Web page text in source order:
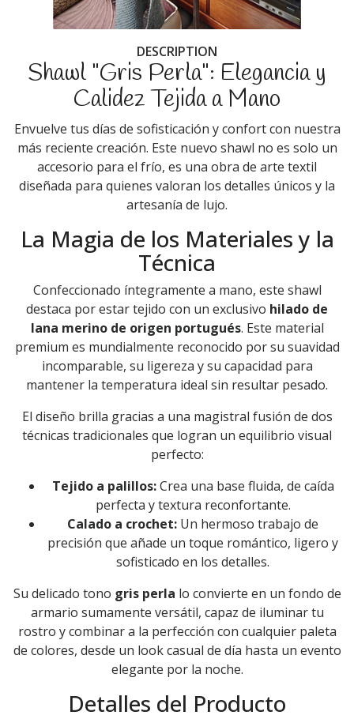
DESCRIPTION
Shawl "Gris Perla": Elegancia y
Calidez Tejida a Mano
Envuelve tus días de sofisticación y confort con nuestra
más reciente creación. Este nuevo shawl no es solo un
accesorio para el frío, es una obra de arte textil
diseñada para quienes valoran los detalles únicos y la
artesanía de lujo.
La Magia de los Materiales y la
Técnica
Confeccionado íntegramente a mano, este shawl
destaca por estar tejido con un exclusivo hilado de
lana merino de origen portugués. Este material
premium es mundialmente reconocido por su suavidad
incomparable, su ligereza y su capacidad para
mantener la temperatura ideal sin resultar pesado.
El diseño brilla gracias a una magistral fusión de dos
técnicas tradicionales que logran un equilibrio visual
perfecto:
Tejido a palillos:Crea una base fluida, de caída
perfecta y textura reconfortante.
Calado a crochet: Un hermoso trabajo de
precisión que añade un toque romántico, ligero y
sofisticado en los detalles.
Su delicado tono gris perla lo convierte en un fondo de
armario sumamente versátil, capaz de iluminar tu
rostro y combinar a la perfección con cualquier paleta
de colores, desde un look casual de día hasta un evento
elegante por la noche.
Detalles del Producto